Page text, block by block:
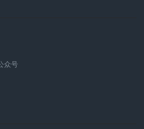
众号